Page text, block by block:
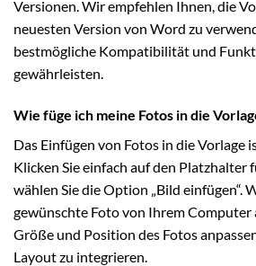
Versionen. Wir empfehlen Ihnen, die
neuesten Version von Word zu
bestmögliche Kompatibilität und
gewährleisten.
Wie füge ich meine Fotos in die
Das Einfügen von Fotos in die Vorlage
Klicken Sie einfach auf den Platzhalter
wählen Sie die Option „Bild einfügen“.
gewünschte Foto von Ihrem Computer
Größe und Position des Fotos
Layout zu integrieren.